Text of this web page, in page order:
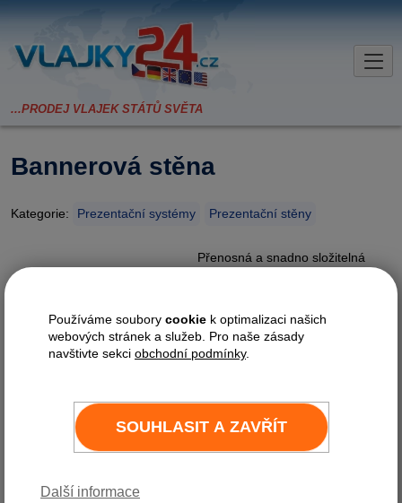
Bannerová stěna
Kategorie: Prezentační systémy Prezentační stěny
Přenosná a snadno složitelná
rozměru od
90x110cm
240x240cm. Celá bannerová
stěna je dodávána v přenosné
V ceně nabízíme potisk o
velikosti 200x200cm.
Používáme soubory cookie k optimalizaci našich
webových stránek a služeb. Pro naše zásady
navštivte sekci obchodní podmínky.
SOUHLASIT A ZAVŘÍT
Další informace